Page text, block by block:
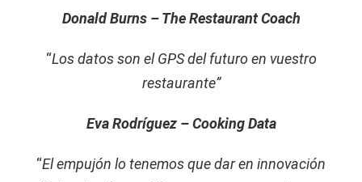
Donald Burns – The Restaurant Coach
“Los datos son el GPS del futuro en vuestro
restaurante”
Eva Rodríguez – Cooking Data
“El empujón lo tenemos que dar en innovación